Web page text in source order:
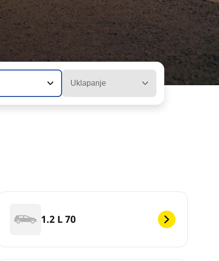
Uklapanje
1.2 L 70